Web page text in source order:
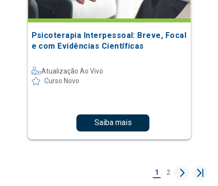
Psicoterapia Interpessoal: Breve, Focal
e com Evidências Científicas
Atualização Ao Vivo
Curso Novo
Saiba mais
1 2